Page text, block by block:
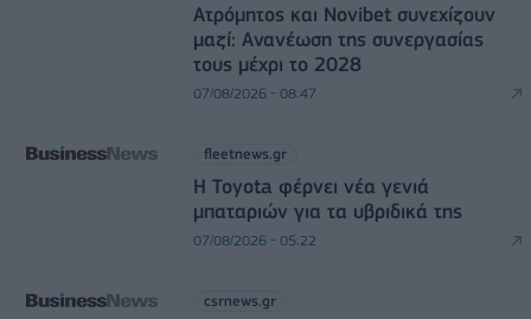
Ατρόμητος και Novibet συνεχίζουν
μαζί: Ανανέωση της συνεργασίας
τους μέχρι το 2028
07/08/2026 - 08:47
fleetnews.gr
Η Toyota φέρνει νέα γενιά
μπαταριών για τα υβριδικά της
07/08/2026 - 05:22
csrnews.gr